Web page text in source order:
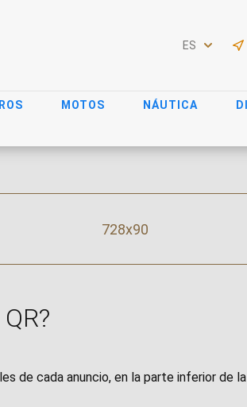
ES
MOTOS NÁUTICA
728x90
de cada anuncio, en la parte inferior de